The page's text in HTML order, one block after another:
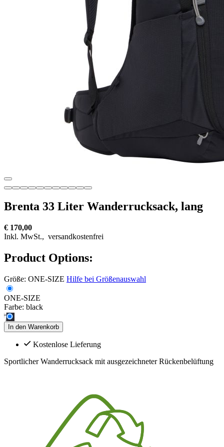
Brenta 33 Liter Wanderrucksack, lang
€ 170,00
Inkl. MwSt., versandkostenfrei
Product Options:
Größe: ONE-SIZE Hilfe bei Größenauswahl
ONE-SIZE
Farbe: black
In den Warenkorb
Kostenlose Lieferung
Sportlicher Wanderrucksack mit ausgezeichneter Rückenbelüftung